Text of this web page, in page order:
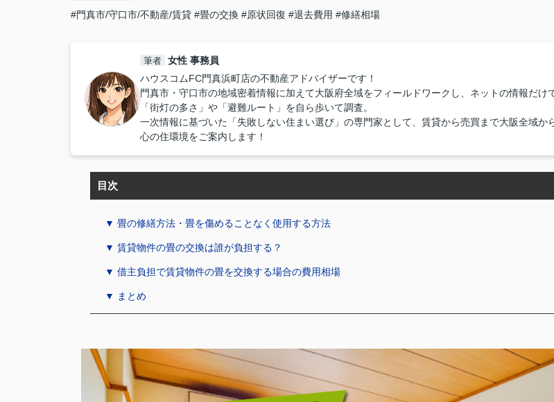
#門真市/守口市/不動産/賃貸 #畳の交換 #原状回復 #退去費用 #修繕相場
筆者 女性 事務員
ハウスコムFC門真浜町店の不動産アドバイザーです！
門真市・守口市の地域密着情報に加えて大阪府全域をフィールドワークし、ネットの情報だけ
「街灯の多さ」や「避難ルート」を自ら歩いて調査。
一次情報に基づいた「失敗しない住まい選び」の専門家として、賃貸から売買まで大阪全域か
心の住環境をご案内します！
目次
▼ 畳の修繕方法・畳を傷めることなく使用する方法
▼ 賃貸物件の畳の交換は誰が負担する？
▼ 借主負担で賃貸物件の畳を交換する場合の費用相場
▼ まとめ